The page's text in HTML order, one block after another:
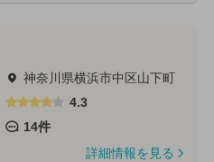
神奈川県横浜市中区山下町
4.3
14件
詳細情報を見る